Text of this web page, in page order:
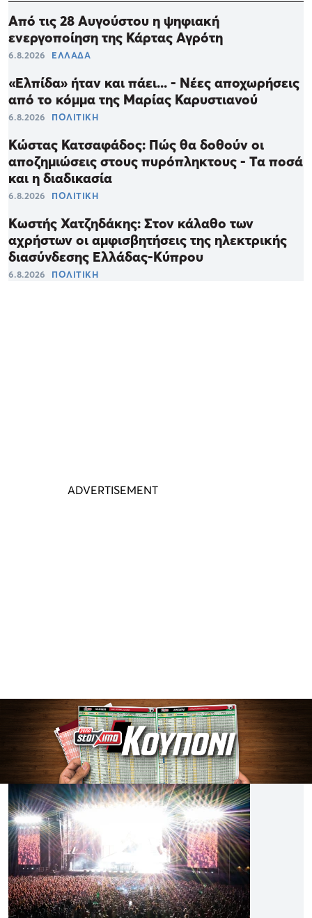
Από τις 28 Αυγούστου η ψηφιακή
ενεργοποίηση της Κάρτας Αγρότη
6.8.2026 ΕΛΛΑΔΑ
«Ελπίδα» ήταν και πάει... - Νέες αποχωρήσεις
από το κόμμα της Μαρίας Καρυστιανού
6.8.2026 ΠΟΛΙΤΙΚΗ
Κώστας Κατσαφάδος: Πώς θα δοθούν οι
αποζημιώσεις στους πυρόπληκτους - Τα ποσά
και η διαδικασία
6.8.2026 ΠΟΛΙΤΙΚΗ
Κωστής Χατζηδάκης: Στον κάλαθο των
αχρήστων οι αμφισβητήσεις της ηλεκτρικής
διασύνδεσης Ελλάδας-Κύπρου
6.8.2026 ΠΟΛΙΤΙΚΗ